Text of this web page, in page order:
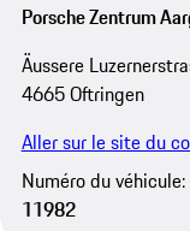
Porsche Zentrum
Äussere
4665 Oftringen
Aller sur le site du
Numéro du véhicule:
11982